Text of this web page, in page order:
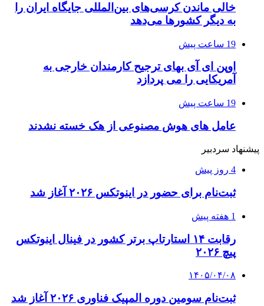
خالی ماندن کرسی‌های بین‌المللی جایگاه ایران را
به دیگر کشورها می‌دهد
19 ساعت پیش
اوپن ای آی بهای ترجیح کارمندان خارجی به
آمریکایی را می پردازد
19 ساعت پیش
عامل های هوش مصنوعی از هک خسته نشدند
پیشنهاد سردبیر
4 روز پیش
ثبت‌نام برای حضور در اینوتکس ۲۰۲۶ آغاز شد
1 هفته پیش
رقابت ۱۴ استارتاپ برتر کشور در فینال اینوتکس
پیچ ۲۰۲۶
۱۴۰۵/۰۴/۰۸
ثبت‌نام سومین دوره المپیک فناوری ۲۰۲۶ آغاز شد